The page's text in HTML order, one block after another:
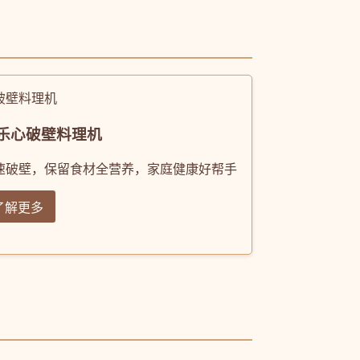
心破壁料理机
破壁，保留食材全营养，家庭健康好帮手
解更多